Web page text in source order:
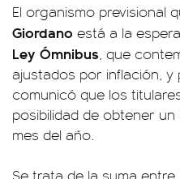
El organismo previsional
Giordano está a la
Ley Ómnibus, que
ajustados por inflación,
comunicó que los
posibilidad de obtener
mes del año.
Se trata de la suma